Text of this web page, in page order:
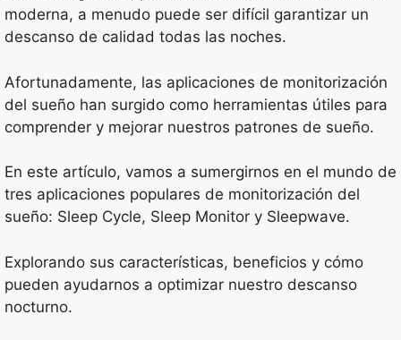
moderna, a menudo puede ser difícil garantizar un
descanso de calidad todas las noches.
Afortunadamente, las aplicaciones de monitorización
del sueño han surgido como herramientas útiles para
comprender y mejorar nuestros patrones de sueño.
En este artículo, vamos a sumergirnos en el mundo de
tres aplicaciones populares de monitorización del
sueño: Sleep Cycle, Sleep Monitor y Sleepwave.
Explorando sus características, beneficios y cómo
pueden ayudarnos a optimizar nuestro descanso
nocturno.